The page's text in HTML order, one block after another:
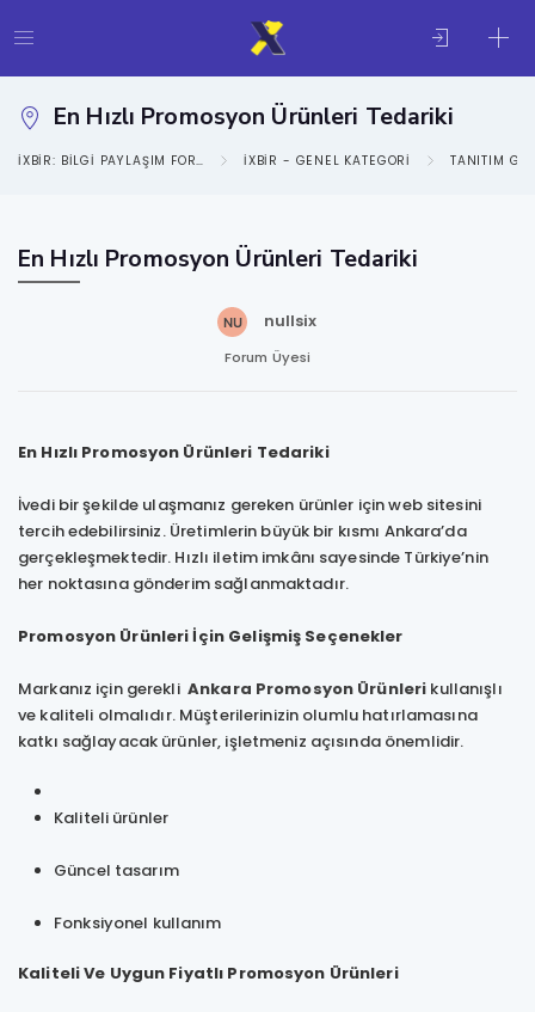
En Hızlı Promosyon Ürünleri Tedariki
IXBIR: BILGI PAYLAŞIM FORUMU IXBIR - GENEL KATEGORI TANITIM
En Hızlı Promosyon Ürünleri Tedariki
nullsix
Forum Üyesi
En Hızlı Promosyon Ürünleri Tedariki
İvedi bir şekilde ulaşmanız gereken ürünler için web sitesini
tercih edebilirsiniz. Üretimlerin büyük bir kısmı Ankara’da
gerçekleşmektedir. Hızlı iletim imkânı sayesinde Türkiye’nin
her noktasına gönderim sağlanmaktadır.
Promosyon Ürünleri İçin Gelişmiş Seçenekler
Markanız için gerekli Ankara Promosyon Ürünleri kullanışlı
ve kaliteli olmalıdır. Müşterilerinizin olumlu hatırlamasına
katkı sağlayacak ürünler, işletmeniz açısında önemlidir.
Kaliteli ürünler
Güncel tasarım
Fonksiyonel kullanım
Kaliteli Ve Uygun Fiyatlı Promosyon Ürünleri